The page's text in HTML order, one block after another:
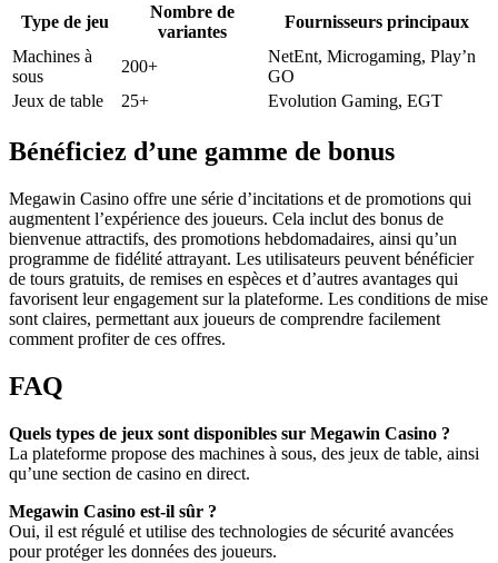
Type de jeu
Nombre de
variantes
Fournisseurs principaux
Machines à
sous
200+
NetEnt, Microgaming, Play’n
GO
Jeux de table
25+ Evolution Gaming, EGT
Bénéficiez d’une gamme de bonus
Megawin Casino offre une série d’incitations et de promotions qui
augmentent l’expérience des joueurs. Cela inclut des bonus de
bienvenue attractifs, des promotions hebdomadaires, ainsi qu’un
programme de fidélité attrayant. Les utilisateurs peuvent bénéficier
de tours gratuits, de remises en espèces et d’autres avantages qui
favorisent leur engagement sur la plateforme. Les conditions de mise
sont claires, permettant aux joueurs de comprendre facilement
comment profiter de ces offres.
FAQ
Quels types de jeux sont disponibles sur Megawin Casino ?
La plateforme propose des machines à sous, des jeux de table, ainsi
qu’une section de casino en direct.
Megawin Casino est-il sûr ?
Oui, il est régulé et utilise des technologies de sécurité avancées
pour protéger les données des joueurs.